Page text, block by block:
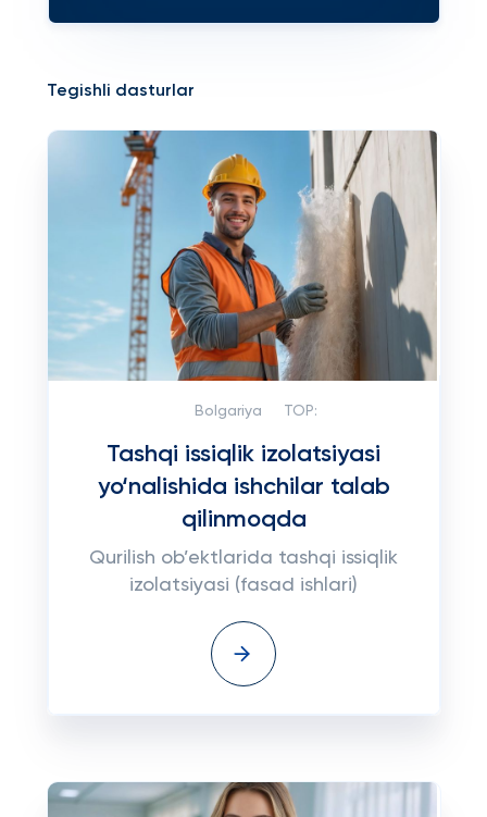
Tegishli dasturlar
Bolgariya TOP:
Tashqi issiqlik izolatsiyasi
yo‘nalishida ishchilar talab
qilinmoqda
Qurilish ob’ektlarida tashqi issiqlik
izolatsiyasi (fasad ishlari)